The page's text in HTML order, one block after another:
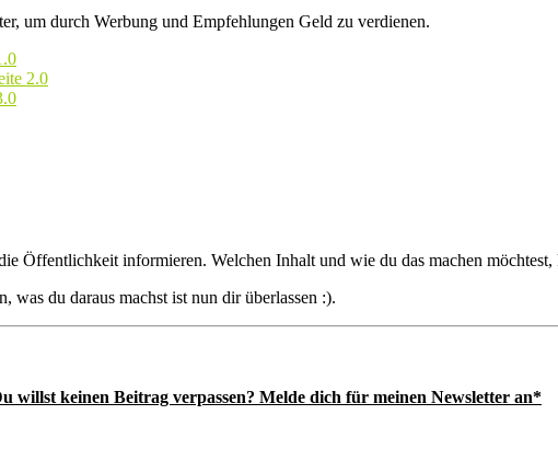
um durch Werbung und Empfehlungen Geld zu verdienen.
2.0
Öffentlichkeit informieren. Welchen Inhalt und wie du das machen möchtest,
was du daraus machst ist nun dir überlassen :).
willst keinen Beitrag verpassen? Melde dich für meinen Newsletter an*